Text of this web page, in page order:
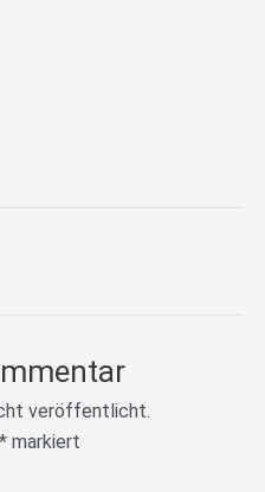
veröffentlicht.
* markiert